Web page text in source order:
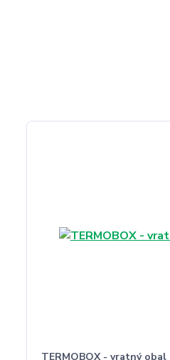
TERMOBOX - vratný obal